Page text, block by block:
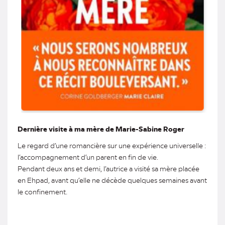
Dernière visite à ma mère de Marie-Sabine Roger
Le regard d’une romancière sur une expérience universelle :
l’accompagnement d’un parent en fin de vie.
Pendant deux ans et demi, l’autrice a visité sa mère placée
en Ehpad, avant qu’elle ne décède quelques semaines avant
le confinement.